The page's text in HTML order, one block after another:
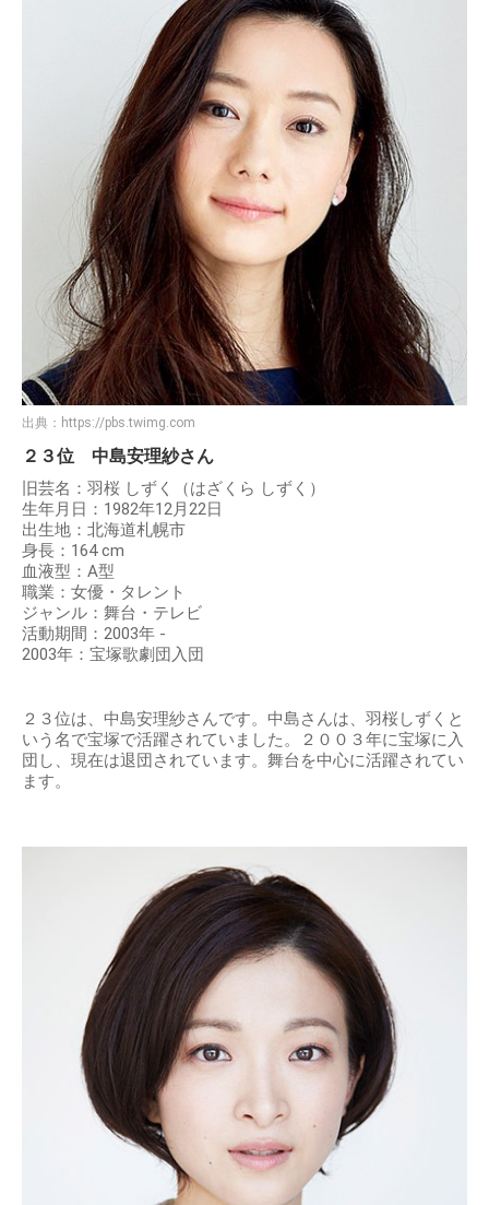
出典： https://pbs.twimg.com
２３位 中島安理紗さん
旧芸名：羽桜 しずく（はざくら しずく）
生年月日：1982年12月22日
出生地：北海道札幌市
身長：164 cm
血液型：A型
職業：女優・タレント
ジャンル：舞台・テレビ
活動期間：2003年 -
2003年：宝塚歌劇団入団
２３位は、中島安理紗さんです。中島さんは、羽桜しずくと
いう名で宝塚で活躍されていました。２００３年に宝塚に入
団し、現在は退団されています。舞台を中心に活躍されてい
ます。